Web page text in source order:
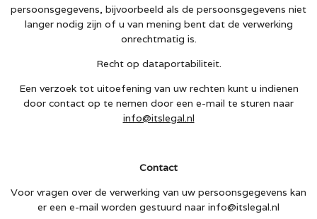
persoonsgegevens, bijvoorbeeld als de persoonsgegevens niet
langer nodig zijn of u van mening bent dat de verwerking
onrechtmatig is.
Recht op dataportabiliteit.
Een verzoek tot uitoefening van uw rechten kunt u indienen
door contact op te nemen door een e-mail te sturen naar
info@itslegal.nl
Contact
Voor vragen over de verwerking van uw persoonsgegevens kan
er een e-mail worden gestuurd naar info@itslegal.nl